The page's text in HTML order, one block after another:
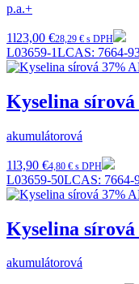
p.a.+
1l23,00 €28,29 € s DPH
L03659-1LCAS: 7664-
Kyselina
akumulátorová
1l3,90 €4,80 € s DPH
L03659-50LCAS: 7664-
Kyselina
akumulátorová